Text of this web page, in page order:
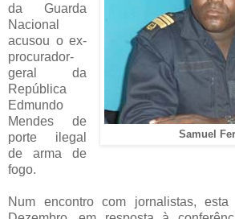
Samuel
da Guarda
Nacional
acusou o ex-
procurador-
geral da
República
Edmundo
Mendes de
porte ilegal
de arma de
fogo.
Num encontro com jornalistas,